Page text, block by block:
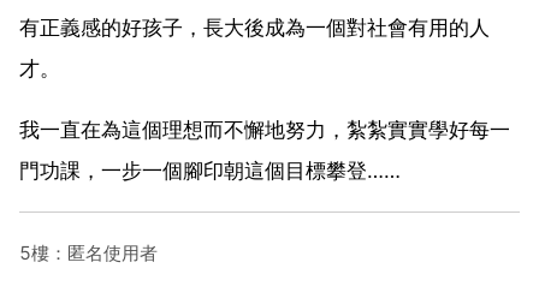
有正義感的好孩子，長大後成為一個對社會有用的人
才。
我一直在為這個理想而不懈地努力，紮紮實實學好每一
門功課，一步一個腳印朝這個目標攀登……
5樓：匿名使用者